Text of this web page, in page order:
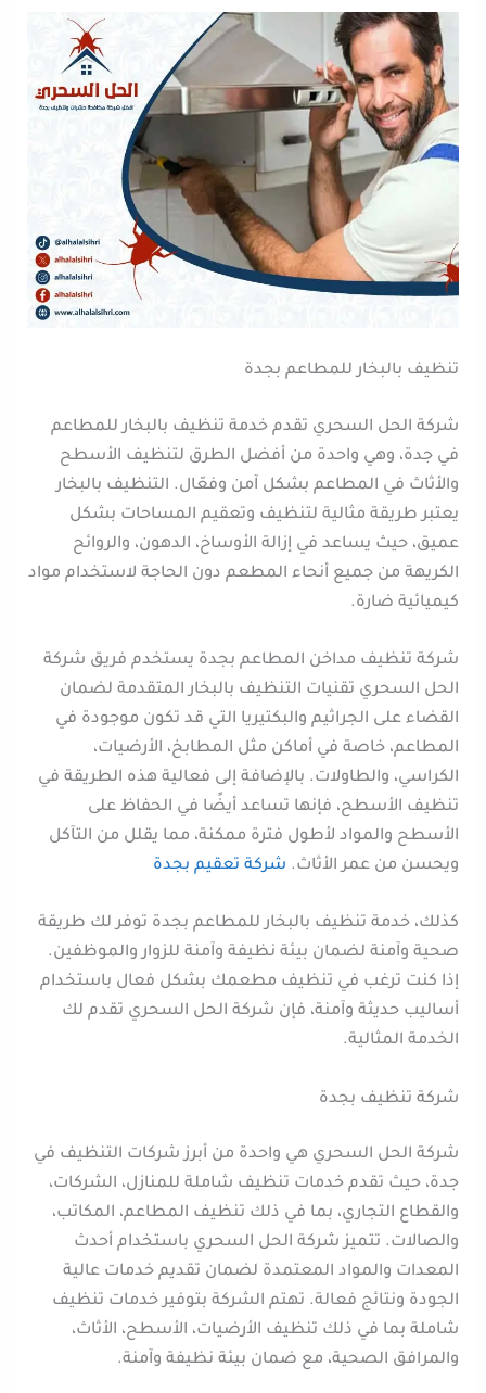
تنظيف بالبخار للمطاعم بجدة
شركة الحل السحري تقدم خدمة تنظيف بالبخار للمطاعم
في جدة، وهي واحدة من أفضل الطرق لتنظيف الأسطح
والأثاث في المطاعم بشكل آمن وفعّال. التنظيف بالبخار
يعتبر طريقة مثالية لتنظيف وتعقيم المساحات بشكل
عميق، حيث يساعد في إزالة الأوساخ، الدهون، والروائح
الكريهة من جميع أنحاء المطعم دون الحاجة لاستخدام مواد
كيميائية ضارة.
شركة تنظيف مداخن المطاعم بجدة يستخدم فريق شركة
الحل السحري تقنيات التنظيف بالبخار المتقدمة لضمان
القضاء على الجراثيم والبكتيريا التي قد تكون موجودة في
المطاعم، خاصة في أماكن مثل المطابخ، الأرضيات،
الكراسي، والطاولات. بالإضافة إلى فعالية هذه الطريقة في
تنظيف الأسطح، فإنها تساعد أيضًا في الحفاظ على
الأسطح والمواد لأطول فترة ممكنة، مما يقلل من التآكل
ويحسن من عمر الأثاث. شركة تعقيم بجدة
كذلك، خدمة تنظيف بالبخار للمطاعم بجدة توفر لك طريقة
صحية وآمنة لضمان بيئة نظيفة وآمنة للزوار والموظفين.
إذا كنت ترغب في تنظيف مطعمك بشكل فعال باستخدام
أساليب حديثة وآمنة، فإن شركة الحل السحري تقدم لك
الخدمة المثالية.
شركة تنظيف بجدة
شركة الحل السحري هي واحدة من أبرز شركات التنظيف في
جدة، حيث تقدم خدمات تنظيف شاملة للمنازل، الشركات،
والقطاع التجاري، بما في ذلك تنظيف المطاعم، المكاتب،
والصالات. تتميز شركة الحل السحري باستخدام أحدث
المعدات والمواد المعتمدة لضمان تقديم خدمات عالية
الجودة ونتائج فعالة. تهتم الشركة بتوفير خدمات تنظيف
شاملة بما في ذلك تنظيف الأرضيات، الأسطح، الأثاث،
والمرافق الصحية، مع ضمان بيئة نظيفة وآمنة.